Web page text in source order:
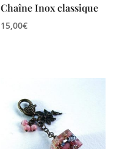
Chaîne Inox classique
15,00€